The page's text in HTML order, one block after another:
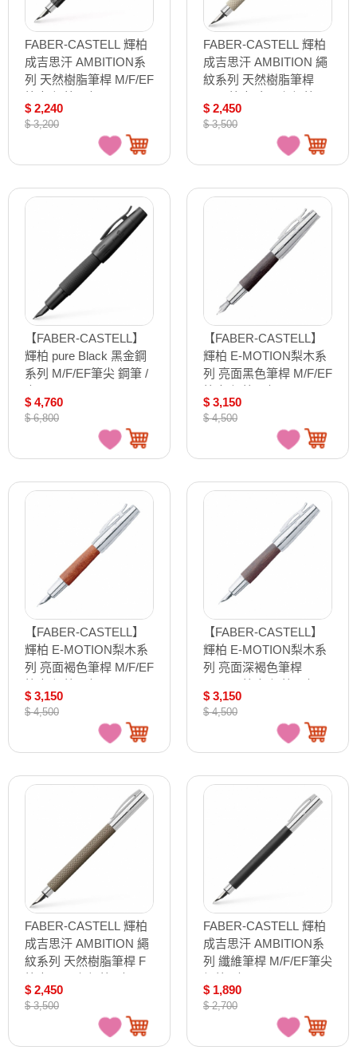
FABER-CASTELL 輝柏
成吉思汗 AMBITION系
列 天然樹脂筆桿 M/F/EF
148920/148921/148922
$ 2,240
$ 3,200
FABER-CASTELL 輝柏
成吉思汗 AMBITION 繩
紋系列 天然樹脂筆桿
支 149621/149622
$ 2,450
$ 3,500
【FABER-CASTELL】
輝柏 pure Black 黑金鋼
系列 M/F/EF筆尖 鋼筆 /
148620/148621/148622
$ 4,760
$ 6,800
【FABER-CASTELL】
輝柏 E-MOTION梨木系
列 亮面黑色筆桿 M/F/EF
148220/148221/148222
$ 3,150
$ 4,500
【FABER-CASTELL】
輝柏 E-MOTION梨木系
列 亮面褐色筆桿 M/F/EF
148200/148201/148202
$ 3,150
$ 4,500
【FABER-CASTELL】
輝柏 E-MOTION梨木系
列 亮面深褐色筆桿
148210/148211/148212
$ 3,150
$ 4,500
FABER-CASTELL 輝柏
成吉思汗 AMBITION 繩
紋系列 天然樹脂筆桿 F
147051
$ 2,450
$ 3,500
FABER-CASTELL 輝柏
成吉思汗 AMBITION系
列 纖維筆桿 M/F/EF筆尖
148140/148141/148142
$ 1,890
$ 2,700